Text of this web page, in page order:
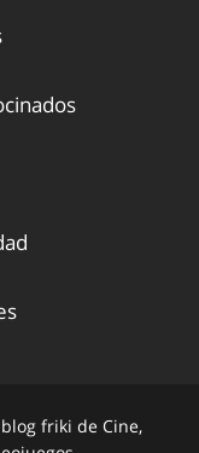
friki de Cine,